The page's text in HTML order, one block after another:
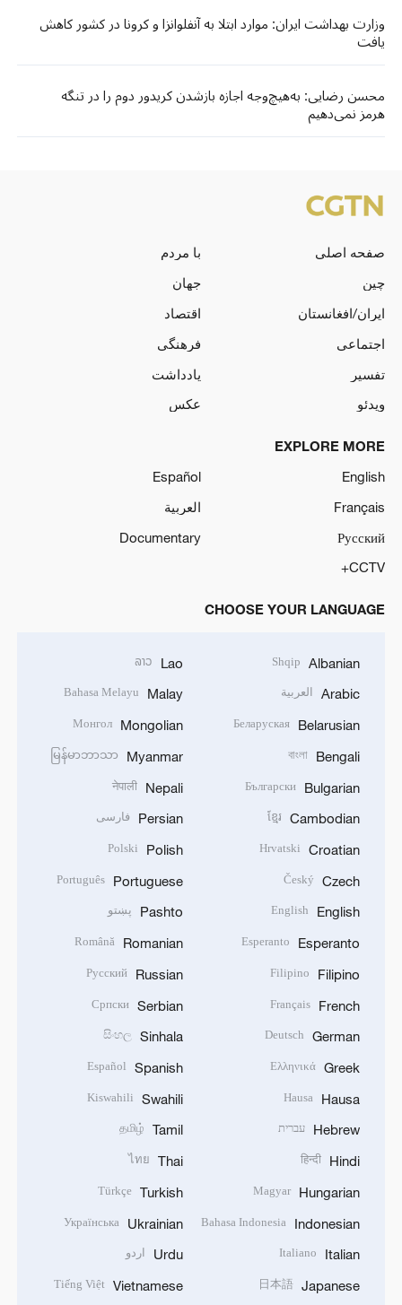
وزارت بهداشت ایران: موارد ابتلا به آنفلوانزا و کرونا در کشور کاهش
یافت
محسن رضایی: به‌هیچ‌وجه اجازه بازشدن کریدور دوم را در تنگه
هرمز نمی‌دهیم
صفحه اصلی
با مردم
چین
جهان
ایران/افغانستان
اقتصاد
اجتماعی
فرهنگی
تفسیر
یادداشت
ویدئو
عکس
EXPLORE MORE
English
Español
Français
العربية
Русский
Documentary
CCTV+
CHOOSE YOUR LANGUAGE
Albanian
Shqip
Arabic العربية
Belarusian
Беларуская
Bengali
বাংলা
Bulgarian
Български
Cambodian
ខ្មែរ
Croatian
Hrvatski
Czech
Český
English
English
Esperanto
Esperanto
Filipino
Filipino
French
Français
German
Deutsch
Greek
Ελληνικά
Hausa
Hausa
Hebrew עברית
Hindi
हिन्दी
Hungarian
Magyar
Indonesian
Bahasa Indonesia
Italian
Italiano
Japanese
日本語
Lao
ລາວ
Malay
Bahasa Melayu
Mongolian
Монгол
Myanmar
မြန်မာဘာသာ
Nepali
नेपाली
Persian فارسی
Polish
Polski
Portuguese
Português
Pashto پښتو
Romanian
Română
Russian
Русский
Serbian
Српски
Sinhala
සිංහල
Spanish
Español
Swahili
Kiswahili
Tamil
தமிழ்
Thai
ไทย
Turkish
Türkçe
Ukrainian
Українська
Urdu اردو
Vietnamese
Tiếng Việt